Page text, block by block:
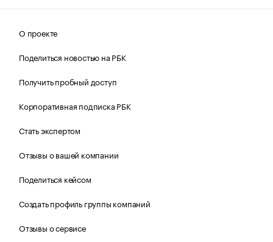
О проекте
Поделиться новостью на РБК
Получить пробный доступ
Корпоративная подписка РБК
Стать экспертом
Отзывы о вашей компании
Поделиться кейсом
Создать профиль группы компаний
Отзывы о сервисе